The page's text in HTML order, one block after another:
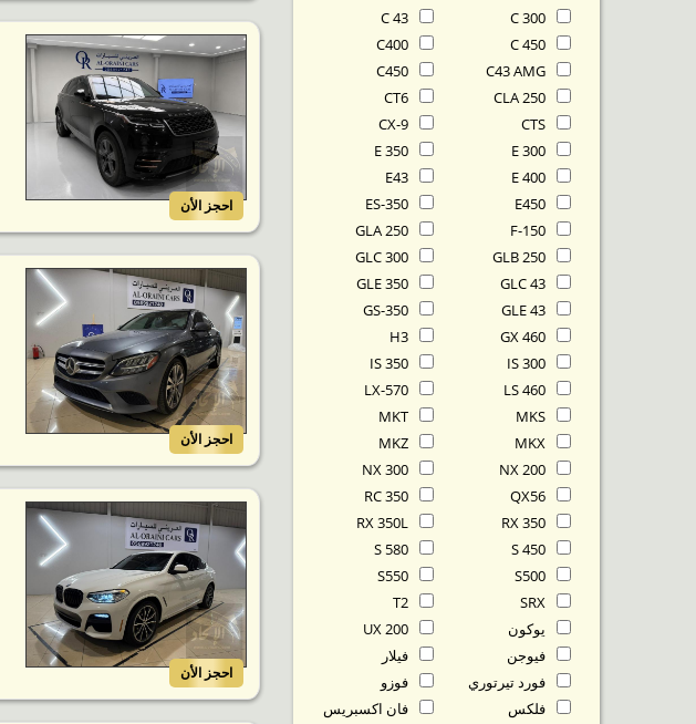
احجز الأن
احجز الأن
احجز الأن
يوكون
فيوجن
فيلار
فورد تيرتوري
فوزو
فلكس
فان اكسبريس